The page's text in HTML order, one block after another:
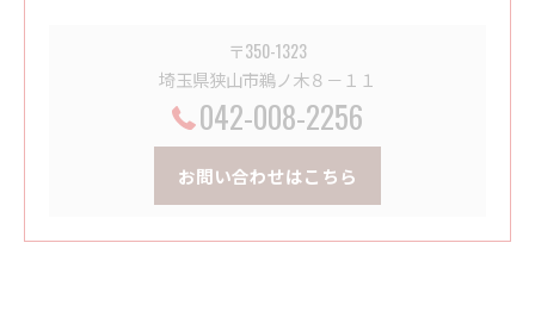
〒350-1323
埼玉県狭山市鵜ノ木８－１１
042-008-2256
お問い合わせはこちら